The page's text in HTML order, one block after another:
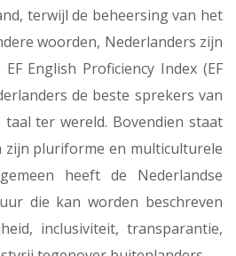
terwijl de beheersing van het
woorden, Nederlanders zijn
English Proficiency Index (EF
de beste sprekers van
taal ter wereld. Bovendien staat
zijn pluriforme en multiculturele
heeft de Nederlandse
die kan worden beschreven
inclusiviteit, transparantie,